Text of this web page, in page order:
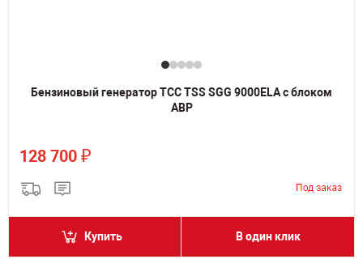
Бензиновый генератор ТСС TSS SGG 9000ELA с блоком
АВР
128 700 ₽
Купить В один клик